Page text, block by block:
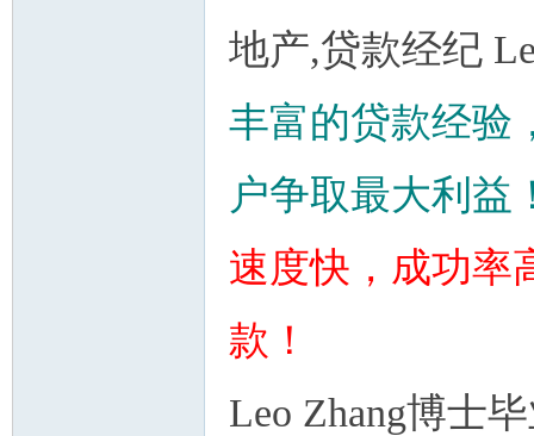
地产,贷款经纪
丰富的贷款经验
户争取最大利益
速度快，成功率
款！
Leo Zhang博士